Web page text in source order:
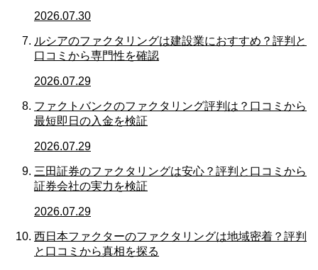
2026.07.30
ルシアのファクタリングは建設業におすすめ？評判と
口コミから専門性を確認
2026.07.29
ファクトバンクのファクタリング評判は？口コミから
最短即日の入金を検証
2026.07.29
三田証券のファクタリングは安心？評判と口コミから
証券会社の実力を検証
2026.07.29
西日本ファクターのファクタリングは地域密着？評判
と口コミから真相を探る